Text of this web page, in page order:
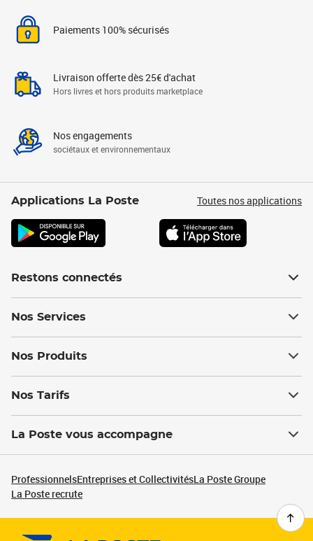
Paiements 100% sécurisés
Livraison offerte dès 25€ d'achat
Hors livres et hors produits marketplace
Nos engagements
sociétaux et environnementaux
Applications La Poste Toutes nos applications
Restons connectés
Nos Services
Nos Produits
Nos Tarifs
La Poste vous accompagne
ProfessionnelsEntreprises et CollectivitésLa Poste Groupe
La Poste recrute